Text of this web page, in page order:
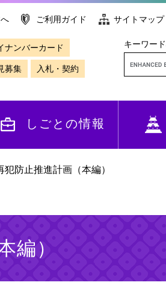
ご利用ガイド サイトマップ
ナンバーカード
募集 入札・契約
キーワー
しごとの情報
犯防止推進計画（本編）
編）